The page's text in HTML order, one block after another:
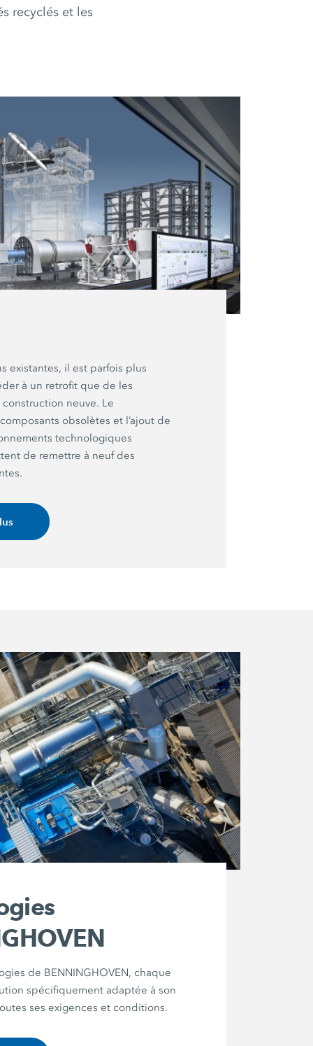
recyclés et les
existantes, il est parfois plus
à un retrofit que de les
neuve. Le
obsolètes et l’ajout de
technologiques
de remettre à neuf des
de BENNINGHOVEN, chaque
spécifiquement adaptée à son
ses exigences et conditions.